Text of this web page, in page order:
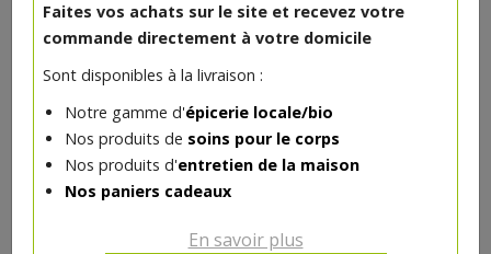
Faites vos achats sur le site et recevez votre
commande directement à votre domicile
Sont disponibles à la livraison :
Notre gamme d'épicerie locale/bio
Nos produits de soins pour le corps
Nos produits d'entretien de la maison
Nos paniers cadeaux
En savoir plus
Blush Pêche Rosé bio
AVRIL
6€